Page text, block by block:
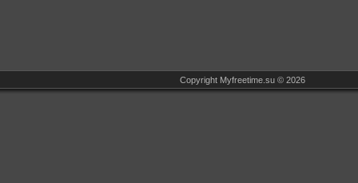
Copyright Myfreetime.su © 2026